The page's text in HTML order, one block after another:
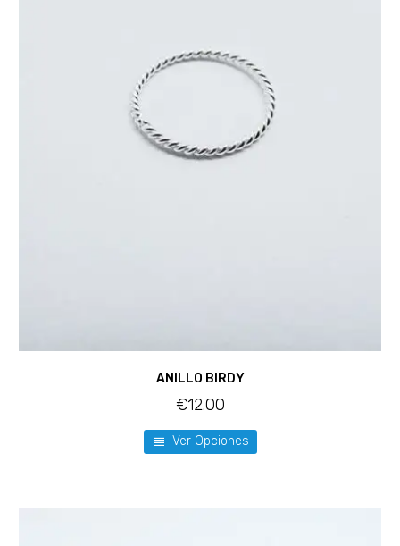
ANILLO BIRDY
€12.00
Ver Opciones